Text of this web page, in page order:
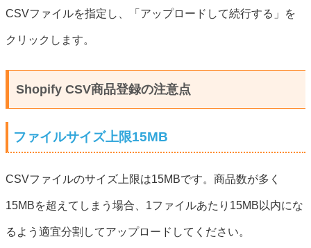
CSVファイルを指定し、「アップロードして続行する」を
クリックします。
Shopify CSV商品登録の注意点
ファイルサイズ上限15MB
CSVファイルのサイズ上限は15MBです。商品数が多く
15MBを超えてしまう場合、1ファイルあたり15MB以内にな
るよう適宜分割してアップロードしてください。